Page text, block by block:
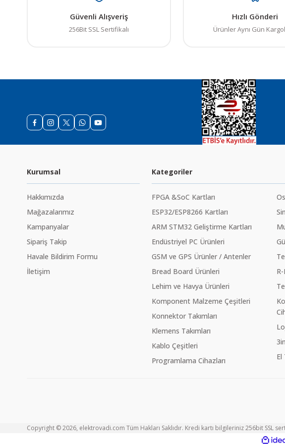
Güvenli Alışveriş
256Bit SSL Sertifikalı
Hızlı Gönderi
Ürünler Aynı Gün
Kurumsal
Hakkımızda
Mağazalarımız
Kampanyalar
Sipariş Takip
Havale Bildirim Formu
İletişim
Kategoriler
FPGA &SoC Kartları
ESP32/ESP8266 Kartları
ARM STM32 Geliştirme Kartları
Endüstriyel PC Ürünleri
GSM ve GPS Ürünler / Antenler
Bread Board Ürünleri
Lehim ve Havya Ürünleri
Komponent Malzeme Çeşitleri
Konnektor Takımları
Klemens Takımları
Kablo Çeşitleri
Programlama Cihazları
El
Copyright © 2026, elektrovadi.com Tüm Hakları Saklıdır. Kredi kartı bilgileriniz 256bit SSL